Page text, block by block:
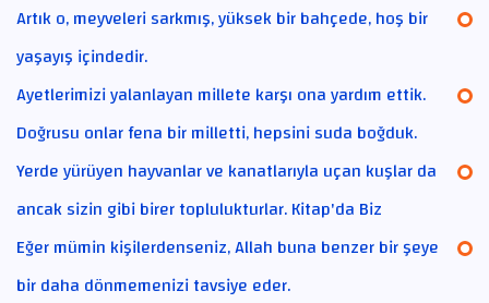
Artık o, meyveleri sarkmış, yüksek bir bahçede, hoş bir
yaşayış içindedir.
Ayetlerimizi yalanlayan millete karşı ona yardım ettik.
Doğrusu onlar fena bir milletti, hepsini suda boğduk.
Yerde yürüyen hayvanlar ve kanatlarıyla uçan kuşlar da
ancak sizin gibi birer toplulukturlar. Kitap'da Biz
Eğer mümin kişilerdenseniz, Allah buna benzer bir şeye
bir daha dönmemenizi tavsiye eder.